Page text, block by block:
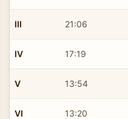
III 21:06
IV 17:19
V 13:54
VI 13:20